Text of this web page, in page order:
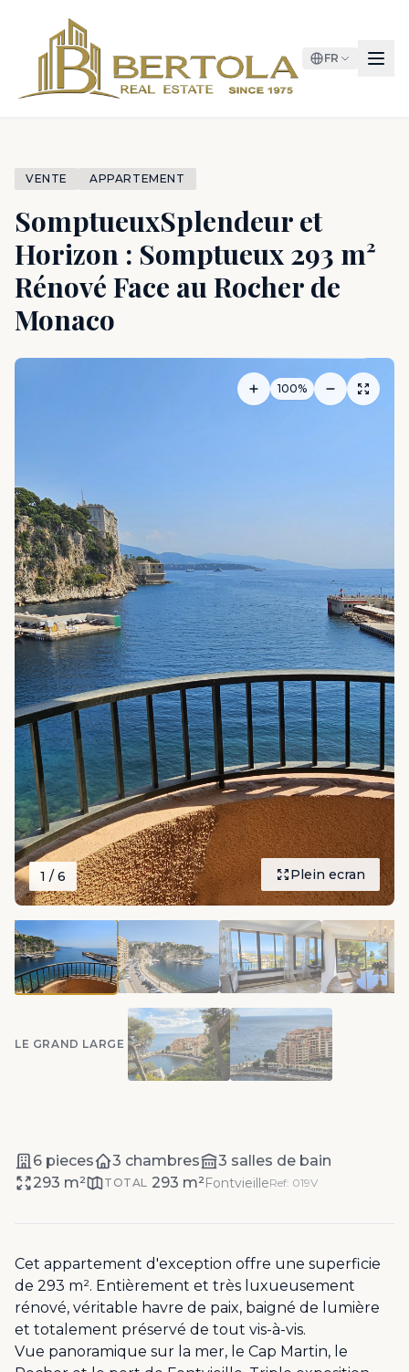
FR
VENTE APPARTEMENT
SomptueuxSplendeur et
Horizon : Somptueux 293 m²
Rénové Face au Rocher de
Monaco
100%
Plein ecran
1 / 6
LE GRAND LARGE
6 pieces 3 chambres
3 salles de bain
293 m²
TOTAL 293 m²FontvieilleRef: 019V
Cet appartement d'exception offre une superficie
de 293 m². Entièrement et très luxueusement
rénové, véritable havre de paix, baigné de lumière
et totalement préservé de tout vis-à-vis.
Vue panoramique sur la mer, le Cap Martin, le